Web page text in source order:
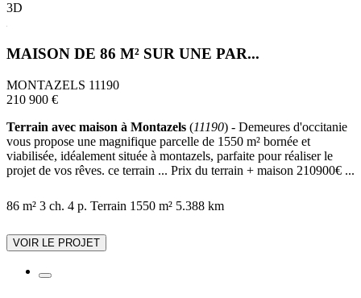
3D
MAISON DE 86 M² SUR UNE PAR...
MONTAZELS 11190
210 900 €
Terrain avec maison à Montazels (11190) - Demeures d'occitanie
vous propose une magnifique parcelle de 1550 m² bornée et
viabilisée, idéalement située à montazels, parfaite pour réaliser le
projet de vos rêves. ce terrain ... Prix du terrain + maison 210900€ ...
86 m² 3 ch. 4 p. Terrain 1550 m² 5.388 km
VOIR LE PROJET